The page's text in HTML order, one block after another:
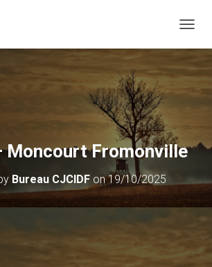
Moncourt Fromonville
Bureau CJCIDFon19/10/2025